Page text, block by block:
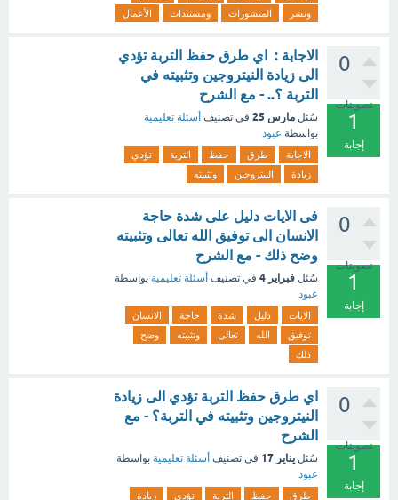
ونشر
المنشورات ومستندات الأعمال
0
تصويتات
1
إجابة
الاجابة : اي طرق حفظ التربة تؤدي
الى زيادة النيتروجين وتثبيته في
التربة ؟.. - مع الشرح
سُئل مارس 25 في تصنيف أسئلة تعليمية
بواسطة عبود
الاجابة طرق حفظ التربة
تؤدي
زيادة
النيتروجين وتثبيته
0
تصويتات
1
إجابة
فى الايات دليل على شدة حاجة
الانسان الى توفيق الله تعالى وتثبيته
وضح ذلك - مع الشرح
سُئل فبراير 4 في تصنيف أسئلة تعليمية بواسطة
عبود
الايات دليل شدة حاجة
الانسان
توفيق
الله تعالى وتثبيته
وضح
ذلك
0
تصويتات
1
إجابة
اي طرق حفظ التربة تؤدي الى زيادة
النيتروجين وتثبيته في التربة؟ - مع
الشرح
سُئل يناير 17 في تصنيف أسئلة تعليمية بواسطة
عبود
طرق حفظ التربة تؤدي زيادة